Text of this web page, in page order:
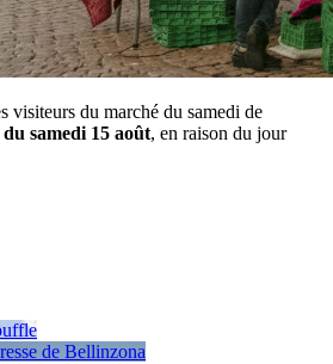
visiteurs du marché du samedi de
du samedi 15 août, en raison du jour
de Bellinzona